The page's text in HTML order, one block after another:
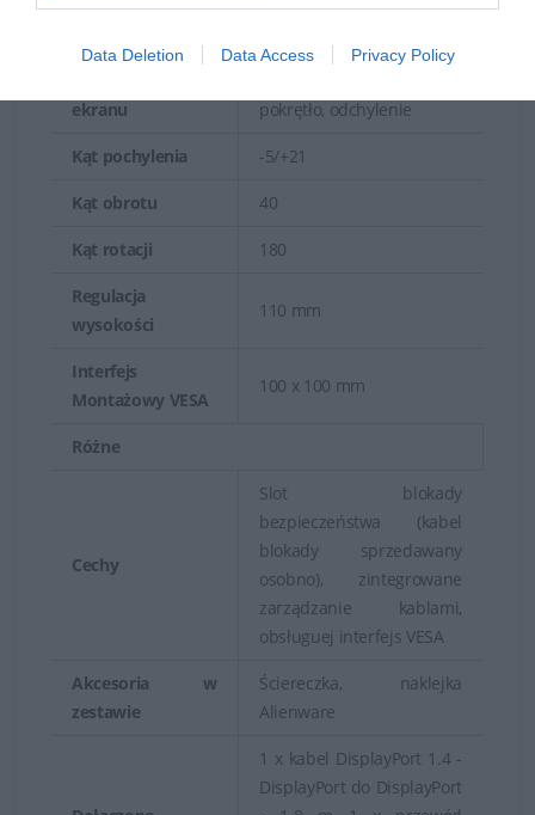
Data Deletion Data Access Privacy Policy
ekranu
pokrętło, odchylenie
Kąt pochylenia -5/+21
Kąt obrotu 40
Kąt rotacji 180
Regulacja
wysokości
110 mm
Interfejs
Montażowy VESA
100 x 100 mm
Różne
Cechy
Slot blokady
bezpieczeństwa (kabel
blokady sprzedawany
osobno), zintegrowane
zarządzanie kablami,
obsługuej interfejs VESA
Akcesoria w
zestawie
Ściereczka, naklejka
Alienware
1 x kabel DisplayPort 1.4 -
DisplayPort do DisplayPort